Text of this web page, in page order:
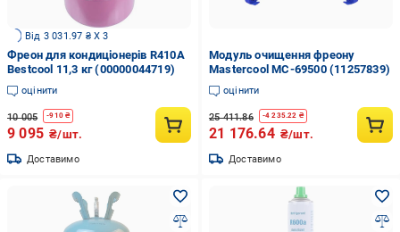
Від 3 031.97 ₴ X 3
Фреон для кондиціонерів R410A
Bestcool 11,3 кг (00000044719)
оцінити
10 005 -910 ₴
9 095 ₴/шт.
Доставимо
Модуль очищення фреону
Mastercool MC-69500 (11257839)
оцінити
25 411.86 -4 235.22 ₴
21 176.64 ₴/шт.
Доставимо